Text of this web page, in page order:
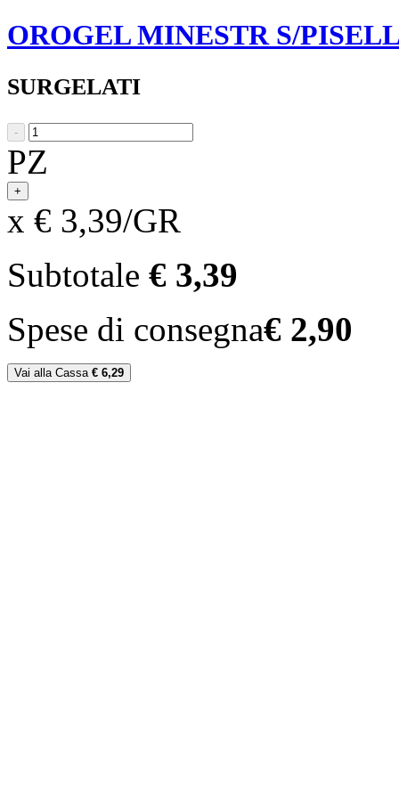
OROGEL MINESTR S/
SURGELATI
-
PZ
+
x € 3,39/GR
Subtotale € 3,39
Spese di consegna€ 2,90
Vai alla Cassa € 6,29